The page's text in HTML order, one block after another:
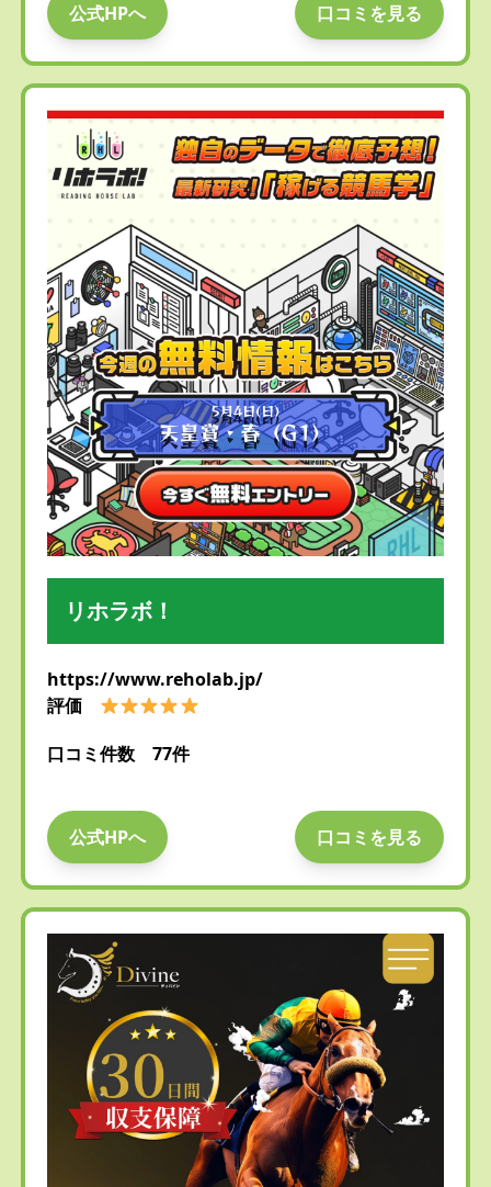
公式HPへ 口コミを見る
リホラボ！
https://www.reholab.jp/
評価
口コミ件数 77件
公式HPへ 口コミを見る